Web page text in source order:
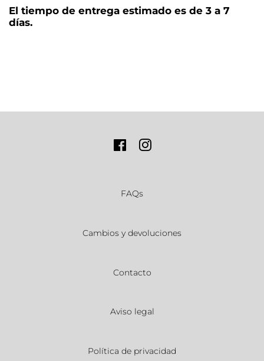
El tiempo de entrega estimado es de 3 a 7
días.
FacebookInstagram
FAQs
Cambios y devoluciones
Contacto
Aviso legal
Política de privacidad